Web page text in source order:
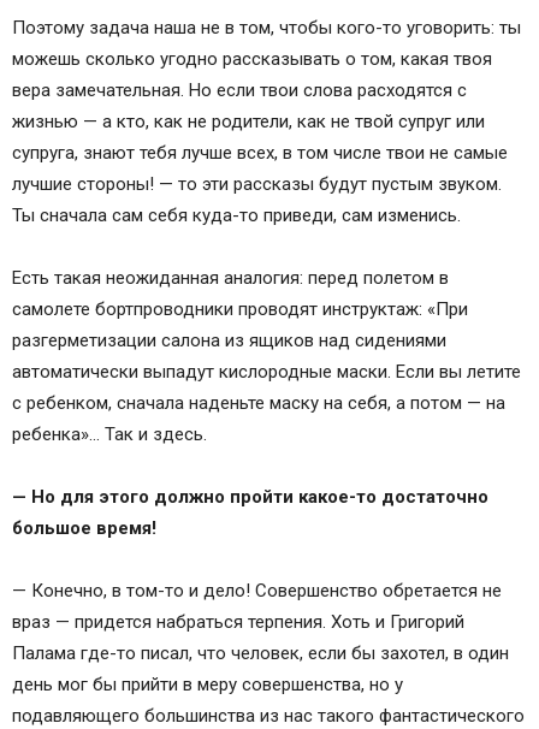
Поэтому задача наша не в том, чтобы кого-то уговорить: ты
можешь сколько угодно рассказывать о том, какая твоя
вера замечательная. Но если твои слова расходятся с
жизнью — а кто, как не родители, как не твой супруг или
супруга, знают тебя лучше всех, в том числе твои не самые
лучшие стороны! — то эти рассказы будут пустым звуком.
Ты сначала сам себя куда-то приведи, сам изменись.
Есть такая неожиданная аналогия: перед полетом в
самолете бортпроводники проводят инструктаж: «При
разгерметизации салона из ящиков над сидениями
автоматически выпадут кислородные маски. Если вы летите
с ребенком, сначала наденьте маску на себя, а потом — на
ребенка»… Так и здесь.
— Но для этого должно пройти какое-то достаточно
большое время!
— Конечно, в том-то и дело! Совершенство обретается не
враз — придется набраться терпения. Хоть и Григорий
Палама где-то писал, что человек, если бы захотел, в один
день мог бы прийти в меру совершенства, но у
подавляющего большинства из нас такого фантастического